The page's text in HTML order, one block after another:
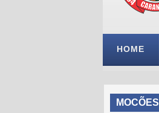
HOME
MOCÕES